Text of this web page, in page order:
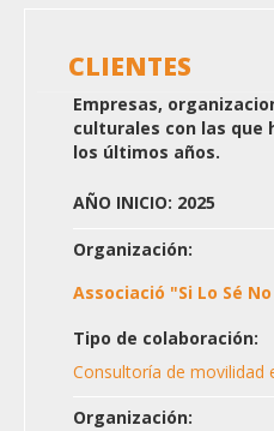
CLIENTES
Empresas,
culturales con las que
los últimos años.
AÑO INICIO: 2025
Organización:
Associació "Si Lo Sé
Tipo de colaboración:
Consultoría de movilidad
Organización: